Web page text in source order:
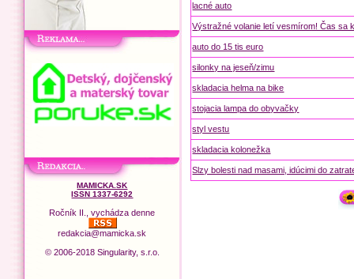
MAMICKA.SK
ISSN 1337-6292
Ročník II., vychádza denne
redakcia@mamicka.sk
© 2006-2018 Singularity, s.r.o.
lacné auto
Výstražné volanie letí vesmírom! Čas sa
auto do 15 tis euro
silonky na jeseň/zimu
skladacia helma na bike
stojacia lampa do obyvačky
styl vestu
skladacia kolonežka
Slzy bolesti nad masami, idúcimi do